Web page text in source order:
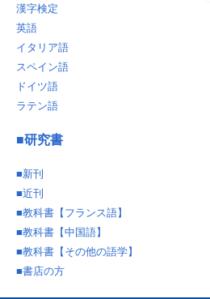
漢字検定
英語
イタリア語
スペイン語
ドイツ語
ラテン語
■研究書
■新刊
■近刊
■教科書【フランス語】
■教科書【中国語】
■教科書【その他の語学】
■書店の方